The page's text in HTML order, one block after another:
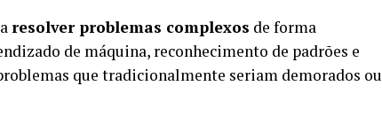
resolver problemas complexos de forma
de máquina, reconhecimento de padrões e
que tradicionalmente seriam demorados ou